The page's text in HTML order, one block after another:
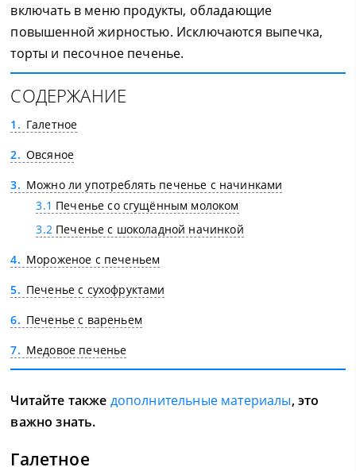
включать в меню продукты, обладающие
повышенной жирностью. Исключаются выпечка,
торты и песочное печенье.
СОДЕРЖАНИЕ
1
Галетное
2
Овсяное
3
Можно ли употреблять печенье с начинками
3.1 Печенье со сгущённым молоком
3.2Печенье с шоколадной начинкой
4
Мороженое с печеньем
5
Печенье с сухофруктами
6
Печенье с вареньем
7
Медовое печенье
Читайте также дополнительные материалы, это
важно знать.
Галетное